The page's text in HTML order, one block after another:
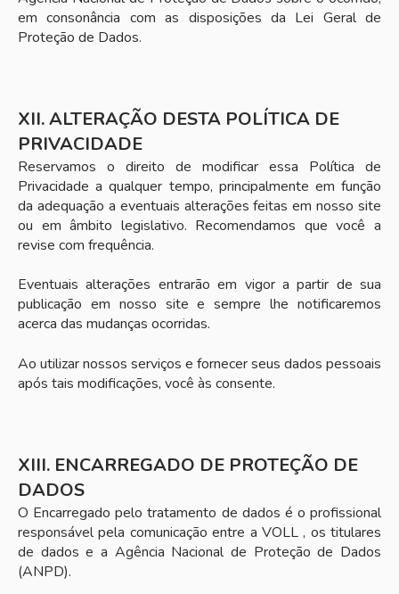
em consonância com as disposições da Lei Geral de
Proteção de Dados.
XII. ALTERAÇÃO DESTA POLÍTICA DE
PRIVACIDADE
Reservamos o direito de modificar essa Política de
Privacidade a qualquer tempo, principalmente em função
da adequação a eventuais alterações feitas em nosso site
ou em âmbito legislativo. Recomendamos que você a
revise com frequência.
Eventuais alterações entrarão em vigor a partir de sua
publicação em nosso site e sempre lhe notificaremos
acerca das mudanças ocorridas.
Ao utilizar nossos serviços e fornecer seus dados pessoais
após tais modificações, você às consente.
XIII. ENCARREGADO DE PROTEÇÃO DE
DADOS
O Encarregado pelo tratamento de dados é o profissional
responsável pela comunicação entre a VOLL , os titulares
de dados e a Agência Nacional de Proteção de Dados
(ANPD).